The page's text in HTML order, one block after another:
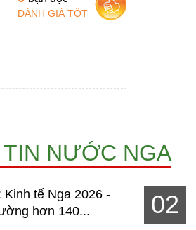
ĐÁNH GIÁ TỐT
NƯỚC NGA
Kinh tế Nga 2026 -
hơn 140...
02